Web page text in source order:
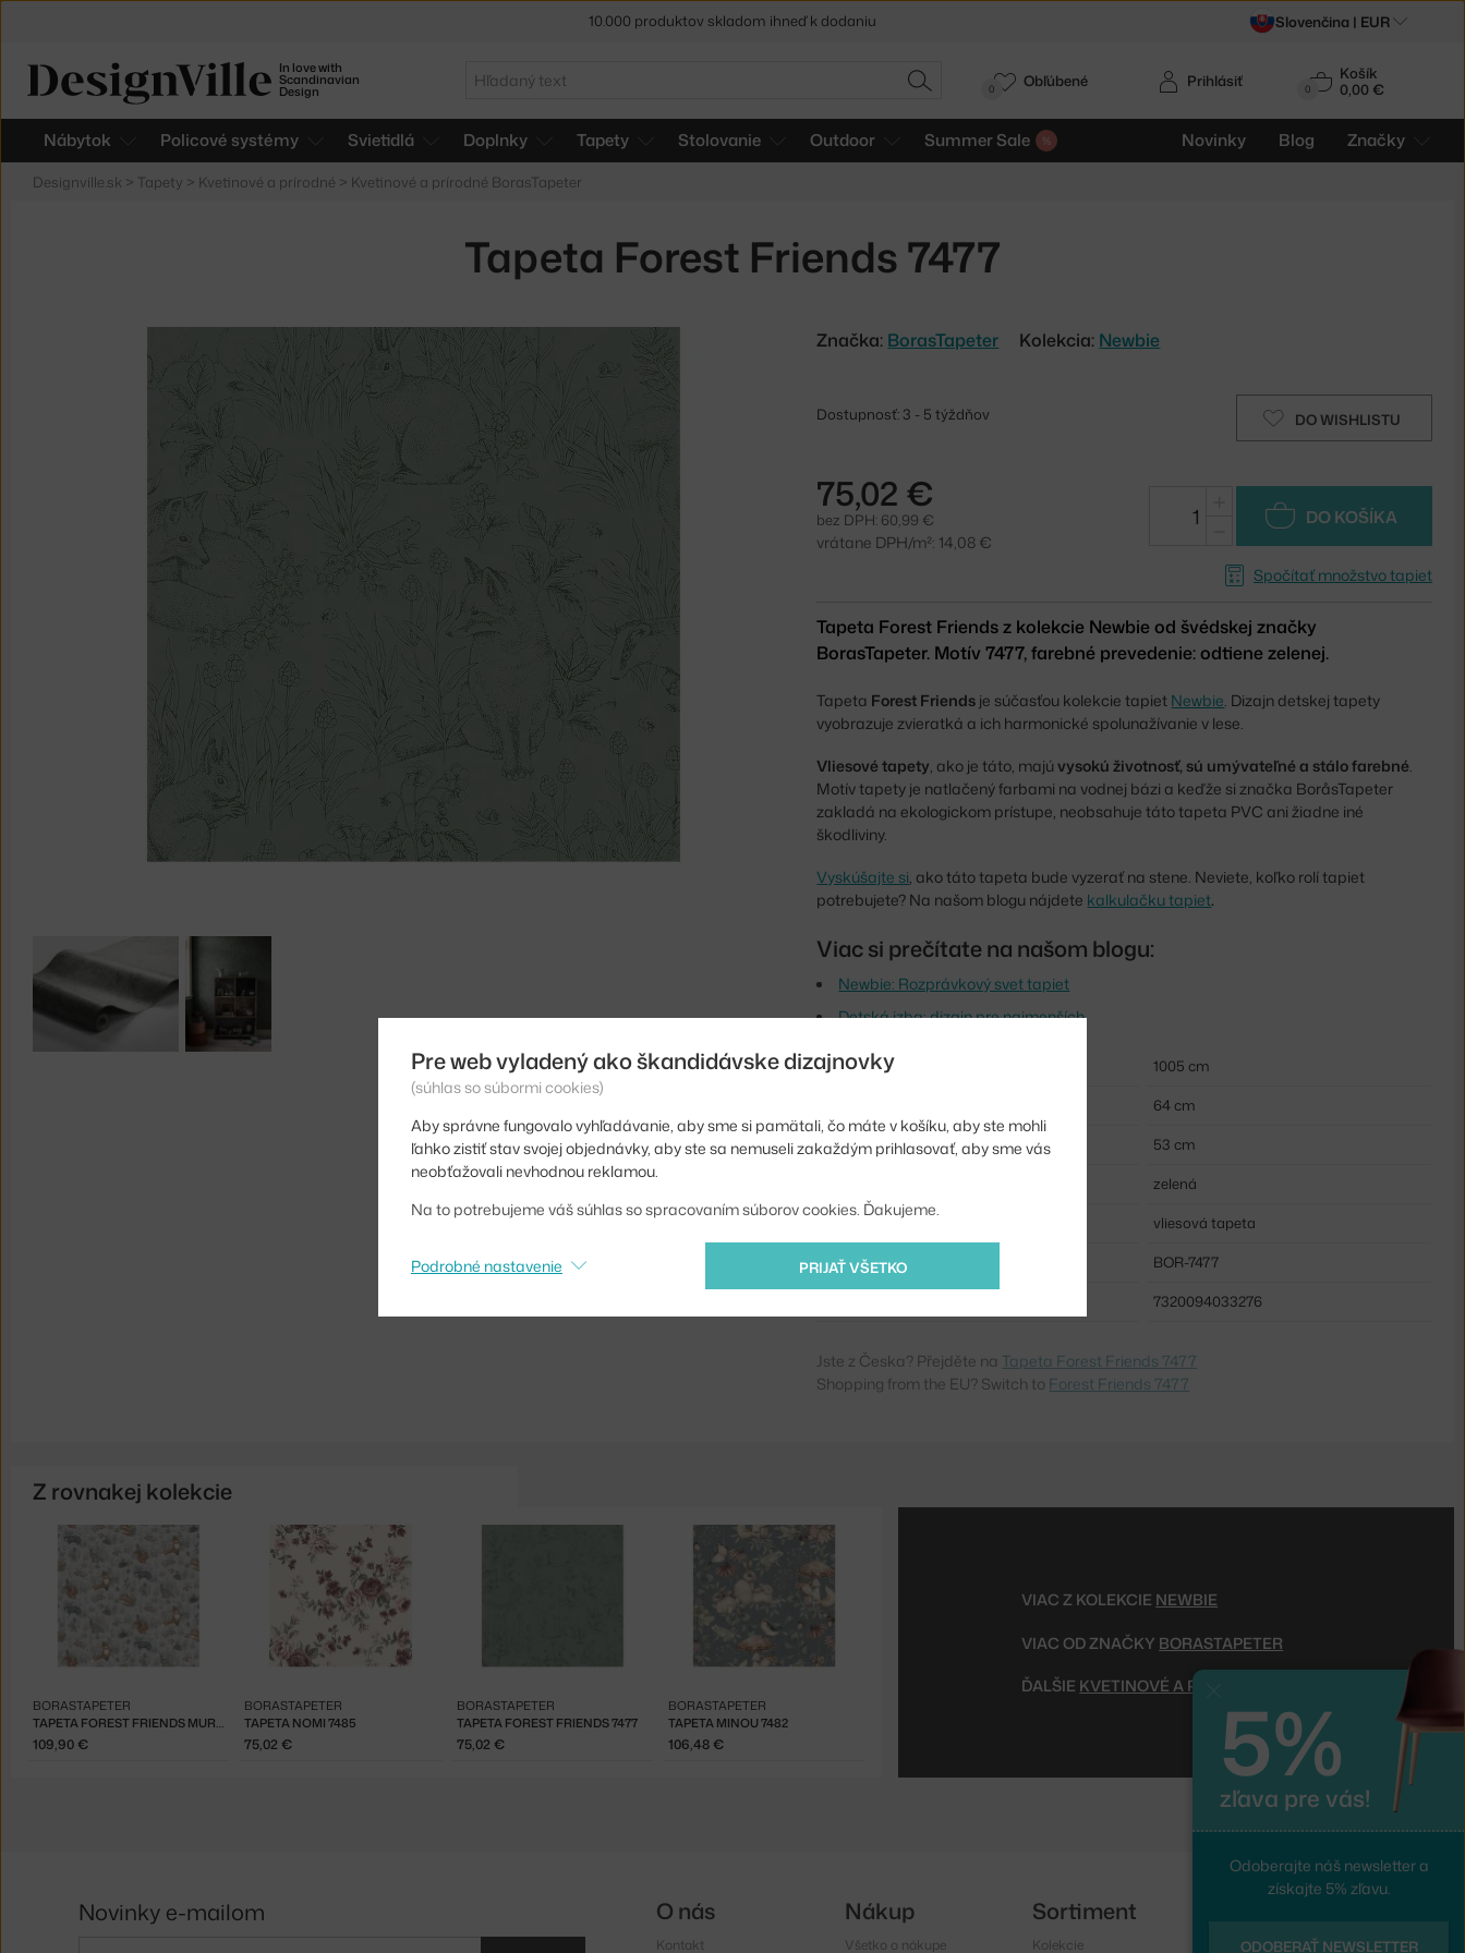
In love with
Scandinavian
Design
Hľadať
HĽADAŤ 0
Košík
0,00 €
Nábytok Policové systémy Svietidlá Doplnky Tapety Stolovanie Outdoor Summer Sale Novinky Blog Značky
Prihlásiť
0 Obľúbené
Designville.sk > Tapety > Kvetinové a prírodné > Kvetinové a prírodné BorasTapeter
Tapeta Forest Friends 7477
Značka: BorasTapeter Kolekcia: Newbie
DO WISHLISTU
Dostupnosť: 3 - 5 týždňov
75,02 €
bez DPH: 60,99 €
vrátane DPH/m²: 14,08 €
DO KOŠÍKA
Spočítať množstvo tapiet
Tapeta Forest Friends z kolekcie Newbie od švédskej značky
BorasTapeter. Motív 7477, farebné prevedenie: odtiene zelenej.
Tapeta Forest Friends je súčasťou kolekcie tapiet Newbie . Dizajn detskej tapety
vyobrazuje zvieratká a ich harmonické spolunažívanie v lese.
Vliesové tapety, ako je táto, majúvysokú životnosť, sú umývateľné a stálo farebné.
Motív tapety je natlačený farbami na vodnej bázi a keďže si značka BoråsTapeter
zakladá na ekologickom prístupe, neobsahuje táto tapeta PVC ani žiadne iné
škodliviny.
Vyskúšajte si, ako táto tapeta bude vyzerať na stene. Neviete, koľko rolí tapiet
potrebujete? Na našom blogu nájdete kalkulačku tapiet.
Viac si prečítate na našom blogu:
Newbie: Rozprávkový svet tapiet
Detská izba: dizajn pre najmenších
Dĺžka rolky:
1005 cm
64 cm
Šírka:
53 cm
zelená
vliesová tapeta
Kód produktu
BOR-7477
7320094033276
Jste z Česka? Přejděte na Tapeta Forest Friends 7477
Shopping from the EU? Switch to Forest Friends 7477
Z rovnakej kolekcie
TAPETA FOREST FRIENDS MURAL 7480
BORASTAPETER
109,90 €
TAPETA NOMI 7485
BORASTAPETER
75,02 €
TAPETA FOREST FRIENDS 7477
BORASTAPETER
75,02 €
TAPETA MINOU 7482
BORASTAPETER
106,48 €
VIAC Z KOLEKCIE NEWBIE
VIAC OD ZNAČKY BORASTAPETER
ĎALŠIE KVETINOVÉ A PRÍRODNÉ TAPETY
10.000 produktov skladom ihneď k dodaniu Slovenčina | EUR
Pre web vyladený ako škandidávske dizajnovky
(súhlas so súbormi cookies)
Aby správne fungovalo vyhľadávanie, aby sme si pamätali, čo máte v košíku, aby ste mohli
ľahko zistiť stav svojej objednávky, aby ste sa nemuseli zakaždým prihlasovať, aby sme vás
neobťažovali nevhodnou reklamou.
Na to potrebujeme váš súhlas so spracovaním súborov cookies. Ďakujeme.
PRIJAŤ VŠETKO
Podrobné nastavenie
5%
zľava pre vás!
Odoberajte náš newsletter a
získajte 5% zľavu.
ODOBERAŤ NEWSLETTER
Novinky e-mailom O nás
Kontakt
Nákup
Všetko o nákupe
Sortiment
Kolekcie Instagram